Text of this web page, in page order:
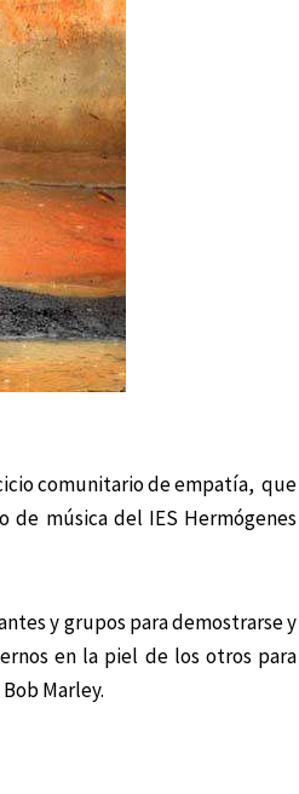
comunitario de empatía, que
música del IES Hermógenes
y grupos para demostrarse y
en la piel de los otros para
Marley.